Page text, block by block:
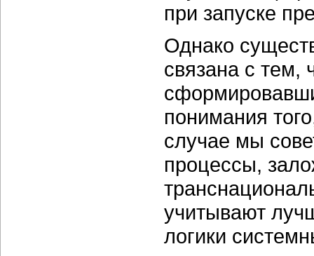
при запуске
Однако
связана с тем,
понимания
случае мы
процессы,
учитывают
логики